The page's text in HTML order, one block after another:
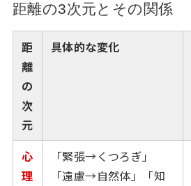
距離の3次元とその関係
距
離
の
次
元
具体的な変化
心
理
「緊張→くつろぎ」
「遠慮→自然体」「知